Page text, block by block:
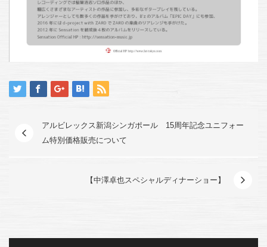
アルビレックス新潟シンガポール 15周年記念ユニフォー
ム特別価格販売について
【中澤卓也スペシャルディナーショー】